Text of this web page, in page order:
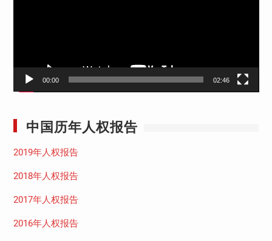
00:00 02:46
中国历年人权报告
2019年人权报告
2018年人权报告
2017年人权报告
2016年人权报告